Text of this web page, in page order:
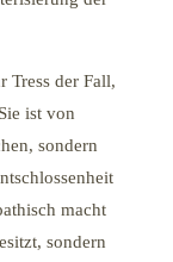
Tress der Fall,
ist von
sondern
macht
sondern